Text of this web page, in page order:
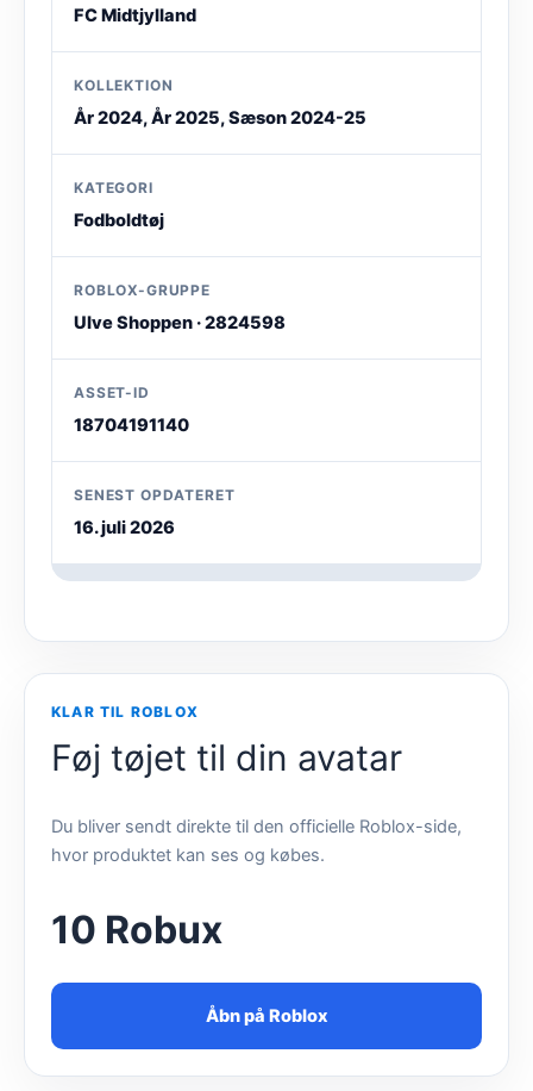
FC Midtjylland
KOLLEKTION
År 2024, År 2025, Sæson 2024-25
KATEGORI
Fodboldtøj
ROBLOX-GRUPPE
Ulve Shoppen · 2824598
ASSET-ID
18704191140
SENEST OPDATERET
16. juli 2026
KLAR TIL ROBLOX
Føj tøjet til din avatar
Du bliver sendt direkte til den officielle Roblox-side,
hvor produktet kan ses og købes.
10 Robux
Åbn på Roblox